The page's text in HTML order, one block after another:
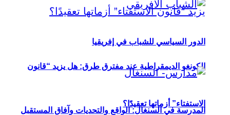
الكونغو الديمقراطية عند مفترق طرق: هل يزيد “قانون
الاستفتاء” أزماتها تعقيدًا؟
الدور السياسي للشباب في إفريقيا
المدرسة في السنغال: الواقع والتحديات وآفاق المستقبل